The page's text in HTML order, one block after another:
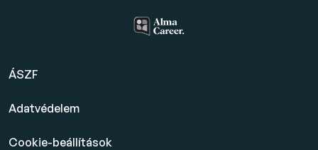
ÁSZF
Adatvédelem
Cookie-beállítások